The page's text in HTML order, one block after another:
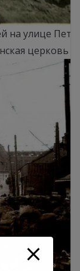
на улице
церковь